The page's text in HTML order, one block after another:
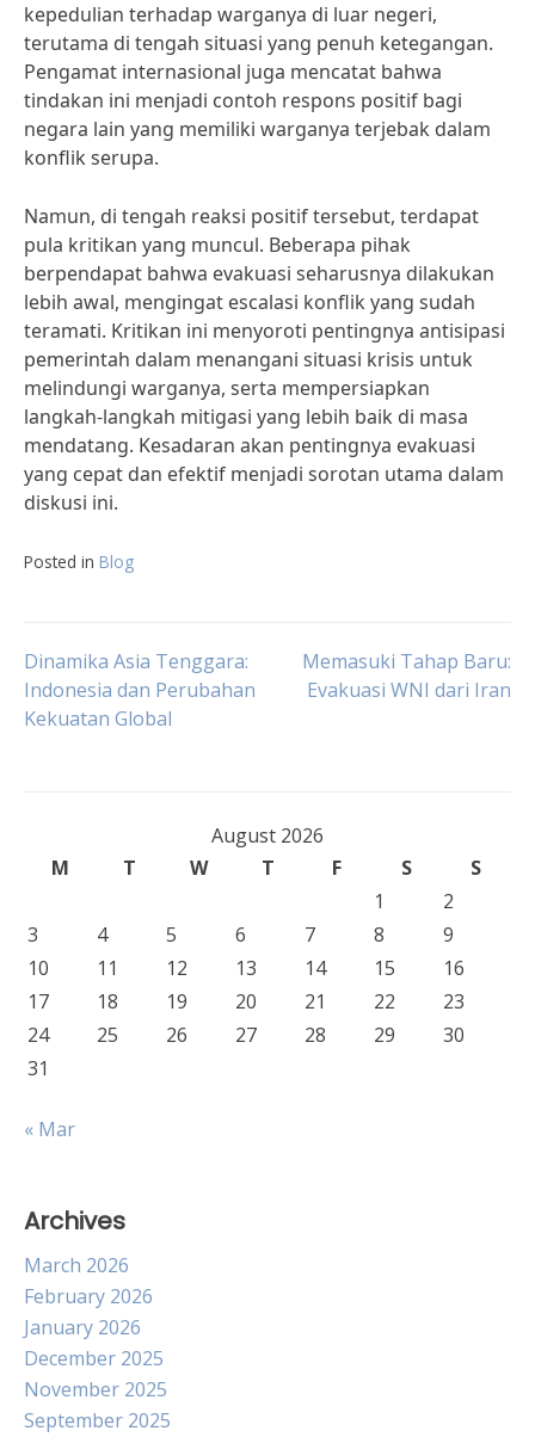
kepedulian terhadap warganya di luar negeri,
terutama di tengah situasi yang penuh ketegangan.
Pengamat internasional juga mencatat bahwa
tindakan ini menjadi contoh respons positif bagi
negara lain yang memiliki warganya terjebak dalam
konflik serupa.
Namun, di tengah reaksi positif tersebut, terdapat
pula kritikan yang muncul. Beberapa pihak
berpendapat bahwa evakuasi seharusnya dilakukan
lebih awal, mengingat escalasi konflik yang sudah
teramati. Kritikan ini menyoroti pentingnya antisipasi
pemerintah dalam menangani situasi krisis untuk
melindungi warganya, serta mempersiapkan
langkah-langkah mitigasi yang lebih baik di masa
mendatang. Kesadaran akan pentingnya evakuasi
yang cepat dan efektif menjadi sorotan utama dalam
diskusi ini.
Posted in Blog
Post
navigation
Dinamika Asia Tenggara:
Indonesia dan Perubahan
Kekuatan Global
Memasuki Tahap Baru:
Evakuasi WNI dari Iran
August 2026
M
T W T F S
S
1
2
3
4 5 6 7 8
9
10
11 12 13 14 15
16
17
18 19 20 21 22
23
24
25 26 27 28 29
30
31
« Mar
Archives
March 2026
February 2026
January 2026
December 2025
November 2025
September 2025